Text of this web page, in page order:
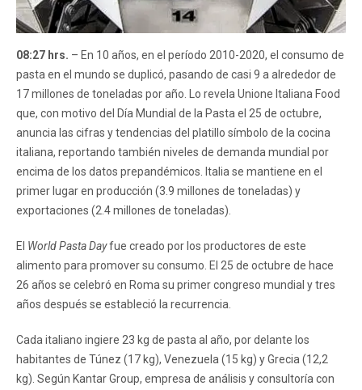
08:27 hrs. – En 10 años, en el período 2010-2020, el consumo de
pasta en el mundo se duplicó, pasando de casi 9 a alrededor de
17 millones de toneladas por año. Lo revela Unione Italiana Food
que, con motivo del Día Mundial de la Pasta el 25 de octubre,
anuncia las cifras y tendencias del platillo símbolo de la cocina
italiana, reportando también niveles de demanda mundial por
encima de los datos prepandémicos. Italia se mantiene en el
primer lugar en producción (3.9 millones de toneladas) y
exportaciones (2.4 millones de toneladas).
El World Pasta Dayfue creado por los productores de este
alimento para promover su consumo. El 25 de octubre de hace
26 años se celebró en Roma su primer congreso mundial y tres
años después se estableció la recurrencia.
Cada italiano ingiere 23 kg de pasta al año, por delante los
habitantes de Túnez (17 kg), Venezuela (15 kg) y Grecia (12,2
kg). Según Kantar Group, empresa de análisis y consultoría con